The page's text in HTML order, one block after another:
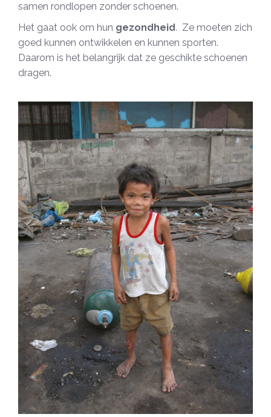
samen rondlopen zonder schoenen.
Het gaat ook om hun gezondheid. Ze moeten zich
goed kunnen ontwikkelen en kunnen sporten.
Daarom is het belangrijk dat ze geschikte schoenen
dragen.